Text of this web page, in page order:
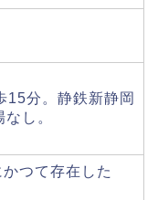
15分。静鉄新静岡
し。
つて存在した